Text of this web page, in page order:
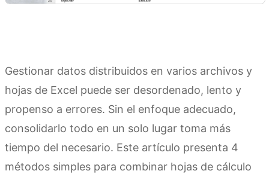
Gestionar datos distribuidos en varios archivos y
hojas de Excel puede ser desordenado, lento y
propenso a errores. Sin el enfoque adecuado,
consolidarlo todo en un solo lugar toma más
tiempo del necesario. Este artículo presenta 4
métodos simples para combinar hojas de cálculo